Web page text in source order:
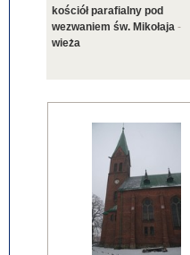
kościół parafialny pod
wezwaniem św. Mikołaja -
wieża